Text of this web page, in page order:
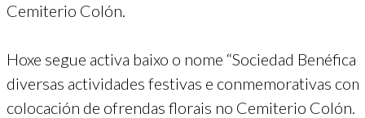
Cemiterio Colón.
Hoxe segue activa baixo o nome “Sociedad
diversas actividades festivas e conmemorativas
colocación de ofrendas florais no Cemiterio Colón.